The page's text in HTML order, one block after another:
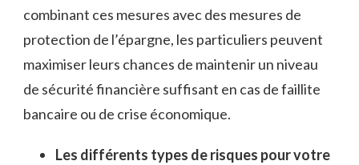
combinant ces mesures avec des mesures de
protection de l’épargne, les particuliers peuvent
maximiser leurs chances de maintenir un niveau
de sécurité financière suffisant en cas de faillite
bancaire ou de crise économique.
Les différents types de risques pour votre